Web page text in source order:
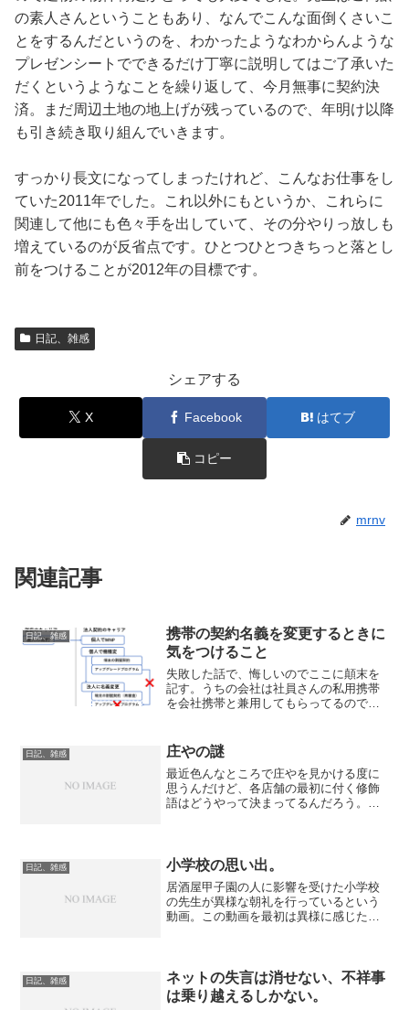
の素人さんということもあり、なんでこんな面倒くさいこ
とをするんだというのを、わかったようなわからんような
プレゼンシートでできるだけ丁寧に説明してはご了承いた
だくというようなことを繰り返して、今月無事に契約決
済。まだ周辺土地の地上げが残っているので、年明け以降
も引き続き取り組んでいきます。
すっかり長文になってしまったけれど、こんなお仕事をし
ていた2011年でした。これ以外にもというか、これらに
関連して他にも色々手を出していて、その分やりっ放しも
増えているのが反省点です。ひとつひとつきちっと落とし
前をつけることが2012年の目標です。
日記、雑感
シェアする
X Facebook はてブ
コピー
mrnv
関連記事
日記、雑感
携帯の契約名義を変更するときに
気をつけること
失敗した話で、悔しいのでここに顛末を
記す。うちの会社は社員さんの私用携帯
を会社携帯と兼用してもらってるので、
してキャリアも合わせてもらっている。
今回ナンバーポータビリテ...
日記、雑感 庄やの謎
最近色んなところで庄やを見かける度に
思うんだけど、各店舗の最初に付く修飾
語はどうやって決まってるんだろう。
と思ったが、埼玉は八潮駅...
日記、雑感 小学校の思い出。
居酒屋甲子園の人に影響を受けた小学校
の先生が異様な朝礼を行っているという
動画。この動画を最初は異様に感じたけ
と、関係者が嬉々としてこ...
日記、雑感
ネットの失言は消せない、不祥事
は乗り越えるしかない。